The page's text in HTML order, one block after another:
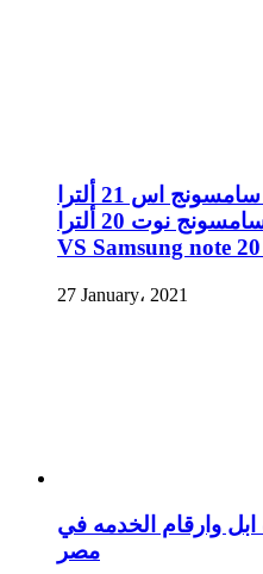
إختبار سرعة : أيهما أسرع سامسونج اس 21 ألترا
أم سامسونج نوت 20 ألترا – Samsung S21 Ultra
VS Samsung note
27 January، 2021
وارقام الخدمه في
مصر